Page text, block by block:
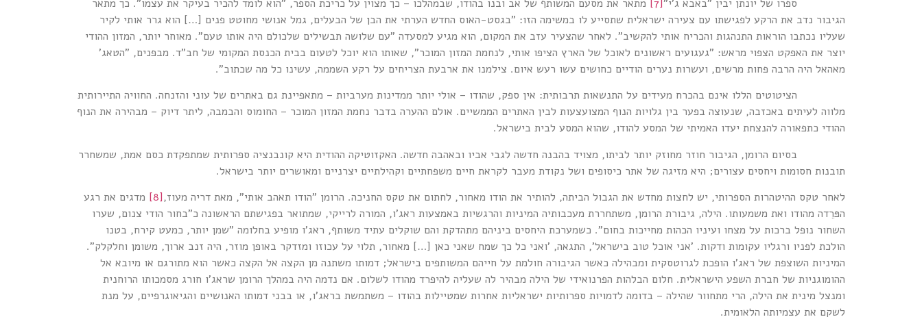
ספרו של יונתן יבין "באבא ג'י"[7]
מתאר את מסעם המשותף של אב ובנו בהודו, שבמהלכו – כך מצוין על כריכת הספר, "הוא לומד להכיר בעיקר את עצמו". כך מתאר
הגיבור נדב את הרקע לפגישתו עם צעירה ישראלית שתסייע לו במשימה הזו: "בגסט-האוס החדש הערתי את הבן של הבעלים, גמל אנושי מחוטט פנים […] הוא גרר אותי לקיר
שעליו נכתבו הוראות התנהגות והכריח אותי להקשיב". לאחר שהצעיר עזב את המקום, הוא מגיע למסעדה "עם שלושה תבשילים שלכולם היה אותו טעם". מאוחר יותר, המזון ההודי
יוצר את האפקט הצפוי מראש: "געגועים ראשונים לאוכל של הארץ הציפו אותי, לנחמת המזון המוכר", שאותו הוא יוכל לטעום בבית הכנסת המקומי של חב"ד. מבפנים, "הטאג'
מאהאל היה הרבה פחות מרשים, ועשרות נערים הודיים כחושים עשו רעש איום. צילמנו את ארבעת הצריחים על רקע השממה, עשינו כל מה שכתוב".
הציטוטים הללו אינם בהכרח מעידים על התנשאות תרבותית: אין ספק, שהודו – אולי יותר ממדינות מערביות – מתאפיינת גם באתרים של עוני והזנחה. החוויה התיירותית
מלווה לעיתים באכזבה, שנעוצה בפער בין גלויות הנוף המצועצעות לבין האתרים הממשיים. אולם ההערה בדבר נחמת המזון המוכר – החומוס והבמבה, ליתר דיוק – מבהירה את הנוף
ההודי כתפאורה להנצחת יעדו האמיתי של המסע להודו, שהוא המסע לבית בישראל.
בסיום הרומן, הגיבור חוזר מחוזק יותר לביתו, מצויד בהבנה חדשה לגבי אביו ובאהבה חדשה. האקזוטיקה ההודית היא קונבנציה ספרותית שמתפקדת כסם אמת, שמשחרר
תובנות חסומות ויחסים עצורים; היא מזיגה של אתר כיסופים ושל נקודת מעבר לקראת חיים משפחתיים וקהילתיים יצרניים ומאושרים יותר בישראל.
לאחר טקס ההיטהרות הספרותי, יש לחצות מחדש את הגבול הביתה, להותיר את הודו מאחור, לחתום את טקס החניכה. הרומן "הודו תאהב אותי", מאת דריה מעוז,[8]
מדגים את רגע
הפּרֵדה מהודו ואת משמעותו. הילה, גיבורת הרומן, משתחררת מעכבותיה המיניות והרגשיות באמצעות ראג'ו, המורה לרייקי, שמתואר בפגישתם הראשונה כ"בחור הודי צנום, שערו
השחור נופל ברכות על מצחו ועיניו הכהות מחייכות בחום". כשמערכת היחסים ביניהם מתהדקת והם שוקלים עתיד משותף, ראג'ו מופיע בחלומה "שמן יותר, כמעט קירח, בטנו
הולכת לפניו ורגליו עקומות ודקות. 'אני אוכל טוב בישראל', התגאה, 'ואני כל כך שמח שאני כאן […] מאחור, תלוי על עכוזו ומזדקר באופן מוזר, היה זנב ארוך, משומן וחלקלק".
המיניות השוצפת של ראג'ו הופכת לגרוטסקית ומבהילה כאשר הגיבורה חולמת על חייהם המשותפים בישראל; דמותו משתנה מן הקצה אל הקצה כאשר הוא מתורגם או מיובא אל
ההומוגניות של חברת השפע הישראלית. חלום הבלהות הפרנואידי של הילה מבהיר לה שעליה להיפרד מהודו לשלום. אם נדמה היה במהלך הרומן שראג'ו חורג מסמכותו הרוחנית
ומנצל מינית את הילה, הרי מתחוור שהילה – בדומה לדמויות ספרותיות ישראליות אחרות שמטיילות בהודו – משתמשת בראג'ו, או בבני דמותו האנושיים והגיאוגרפיים, על מנת
לשקם את עצמיותה הלאומית.